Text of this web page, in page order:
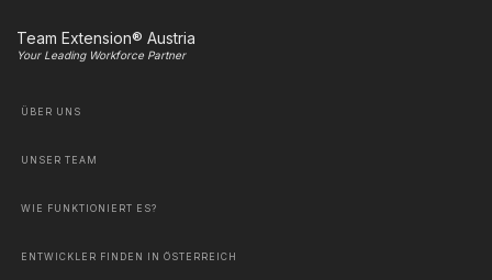
Team Extension® Austria
Your Leading Workforce Partner
ÜBER UNS
UNSER TEAM
WIE FUNKTIONIERT ES?
ENTWICKLER FINDEN IN ÖSTERREICH